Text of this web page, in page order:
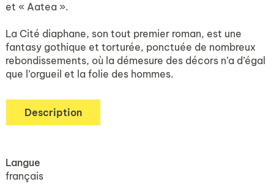
et « Aatea ».
La Cité diaphane, son tout premier roman, est une
fantasy gothique et torturée, ponctuée de nombreux
rebondissements, où la démesure des décors n’a d’égal
que l’orgueil et la folie des hommes.
Description
Langue
français